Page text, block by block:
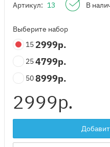
Артикул: 13 В
Выберите набор
15 2999р.
254799р.
508999р.
2999р.